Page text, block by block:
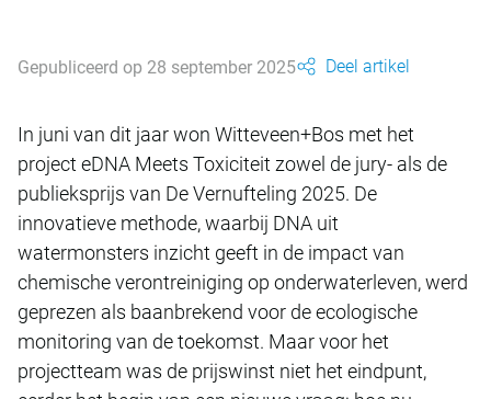
Gepubliceerd op 28 september 2025 Deel artikel
In juni van dit jaar won Witteveen+Bos met het
project eDNA Meets Toxiciteit zowel de jury- als de
publieksprijs van De Vernufteling 2025. De
innovatieve methode, waarbij DNA uit
watermonsters inzicht geeft in de impact van
chemische verontreiniging op onderwaterleven, werd
geprezen als baanbrekend voor de ecologische
monitoring van de toekomst. Maar voor het
projectteam was de prijswinst niet het eindpunt,